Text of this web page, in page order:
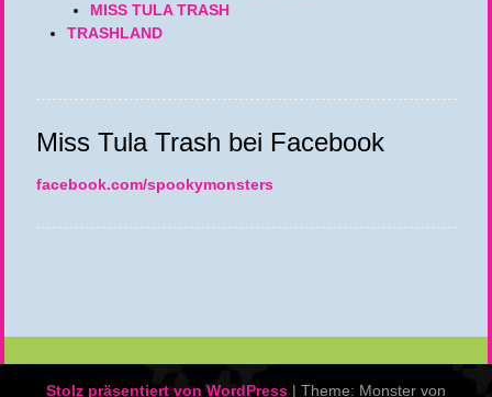
MISS TULA TRASH
TRASHLAND
Miss Tula Trash bei Facebook
facebook.com/spookymonsters
Stolz präsentiert von WordPress | Theme: Monster von